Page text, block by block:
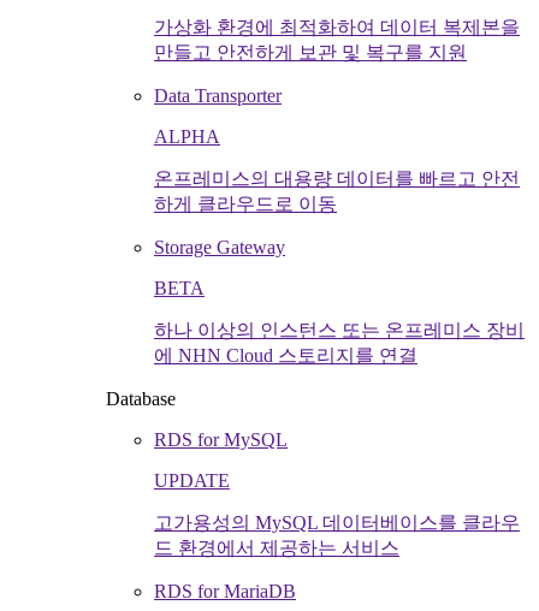
가상화 환경에 최적화하여 데이터 복제본을
만들고 안전하게 보관 및 복구를 지원
Data Transporter
ALPHA
온프레미스의 대용량 데이터를 빠르고 안전
하게 클라우드로 이동
Storage Gateway
BETA
하나 이상의 인스턴스 또는 온프레미스 장비
에 NHN Cloud 스토리지를 연결
Database
RDS for MySQL
UPDATE
고가용성의 MySQL 데이터베이스를 클라우
드 환경에서 제공하는 서비스
RDS for MariaDB